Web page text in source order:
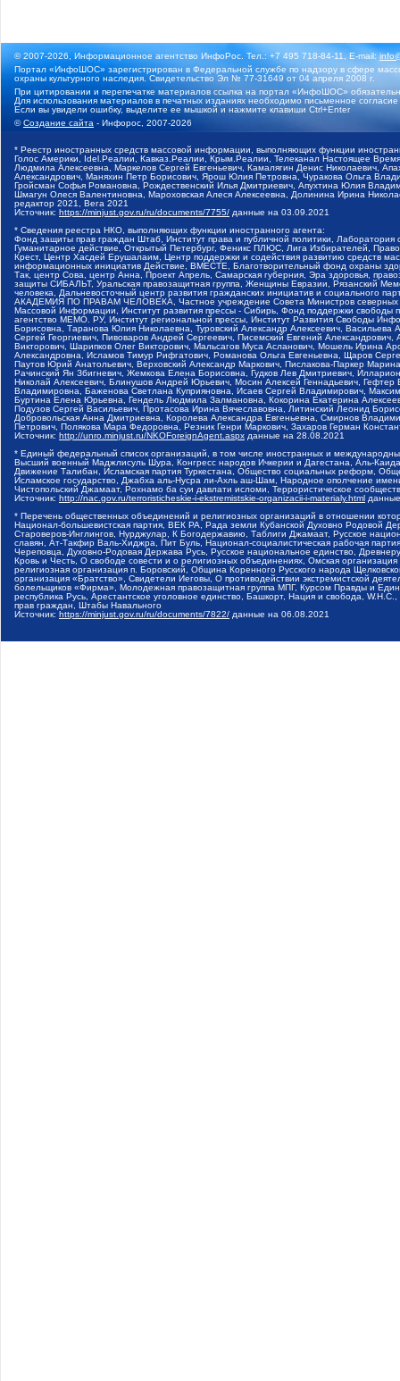
© 2007-2026, Информационное агентство ИнфоРос. Тел.: +7 495 718-84-11, E-mail:
Портал «ИнфоШОС» зарегистрирован в Федеральной службе по надзору в сфере
охраны культурного наследия. Свидетельство Эл № 77-31649 от 04 апреля 2008 г.
При цитировании и перепечатке материалов ссылка на портал «ИнфоШОС»
Для использования материалов в печатных изданиях необходимо письменное
Если вы увидели ошибку, выделите ее мышкой и нажмите клавиши Ctrl+Enter
©Создание сайта - Инфорос, 2007-2026
* Реестр иностранных средств массовой информации, выполняющих функции
Голос Америки, Idel.Реалии, Кавказ.Реалии, Крым.Реалии, Телеканал Настоящее
Людмила Алексеевна, Маркелов Сергей Евгеньевич, Камалягин Денис Николаевич,
Александрович, Маняхин Петр Борисович, Ярош Юлия Петровна, Чуракова Ольга
Гройсман Софья Романовна, Рождественский Илья Дмитриевич, Апухтина Юлия
Шмагун Олеся Валентиновна, Мароховская Алеся Алексеевна, Долинина Ирина
редактор 2021, Вега 2021
Источник: https://minjust.gov.ru/ru/documents/7755/ данные на 03.09.2021
* Сведения реестра НКО, выполняющих функции иностранного агента:
Фонд защиты прав граждан Штаб, Институт права и публичной политики,
Гуманитарное действие, Открытый Петербург, Феникс ПЛЮС, Лига Избирателей,
Крест, Центр Хасдей Ерушалаим, Центр поддержки и содействия развитию средств
информационных инициатив Действие, ВМЕСТЕ, Благотворительный фонд охраны
Так, центр Сова, центр Анна, Проект Апрель, Самарская губерния, Эра здоровья,
защиты СИБАЛЬТ, Уральская правозащитная группа, Женщины Евразии, Рязанский
человека, Дальневосточный центр развития гражданских инициатив и социального
АКАДЕМИЯ ПО ПРАВАМ ЧЕЛОВЕКА, Частное учреждение Совета Министров северных
Массовой Информации, Институт развития прессы - Сибирь, Фонд поддержки
агентство МЕМО. РУ, Институт региональной прессы, Институт Развития Свободы
Борисовна, Таранова Юлия Николаевна, Туровский Александр Алексеевич,
Сергей Георгиевич, Пивоваров Андрей Сергеевич, Писемский Евгений
Викторович, Шарипков Олег Викторович, Мальсагов Муса Асланович, Мошель Ирина
Александровна, Исламов Тимур Рифгатович, Романова Ольга Евгеньевна, Щаров
Паутов Юрий Анатольевич, Верховский Александр Маркович, Пислакова-Паркер
Рачинский Ян Збигневич, Жемкова Елена Борисовна, Гудков Лев Дмитриевич,
Николай Алексеевич, Блинушов Андрей Юрьевич, Мосин Алексей Геннадьевич,
Владимировна, Баженова Светлана Куприяновна, Исаев Сергей Владимирович,
Буртина Елена Юрьевна, Гендель Людмила Залмановна, Кокорина Екатерина
Подузов Сергей Васильевич, Протасова Ирина Вячеславовна, Литинский Леонид
Добровольская Анна Дмитриевна, Королева Александра Евгеньевна, Смирнов
Петрович, Полякова Мара Федоровна, Резник Генри Маркович, Захаров Герман
Источник: http://unro.minjust.ru/NKOForeignAgent.aspx данные на 28.08.2021
* Единый федеральный список организаций, в том числе иностранных и
Высший военный Маджлисуль Шура, Конгресс народов Ичкерии и Дагестана, Аль-
Движение Талибан, Исламская партия Туркестана, Общество социальных реформ,
Исламское государство, Джабха аль-Нусра ли-Ахль аш-Шам, Народное ополчение
Чистопольский Джамаат, Рохнамо ба суи давлати исломи, Террористическое
Источник: http://nac.gov.ru/terroristicheskie-i-ekstremistskie-organizacii-i-materialy.html
* Перечень общественных объединений и религиозных организаций в отношении
Национал-большевистская партия, ВЕК РА, Рада земли Кубанской Духовно Родовой
Староверов-Инглингов, Нурджулар, К Богодержавию, Таблиги Джамаат, Русское
славян, Ат-Такфир Валь-Хиджра, Пит Буль, Национал-социалистическая рабочая
Череповца, Духовно-Родовая Держава Русь, Русское национальное единство,
Кровь и Честь, О свободе совести и о религиозных объединениях, Омская
религиозная организация п. Боровский, Община Коренного Русского народа
организация «Братство», Свидетели Иеговы, О противодействии экстремистской
болельщиков «Фирма», Молодежная правозащитная группа МПГ, Курсом Правды и
республика Русь, Арестантское уголовное единство, Башкорт, Нация и свобода,
прав граждан, Штабы Навального
Источник: https://minjust.gov.ru/ru/documents/7822/ данные на 06.08.2021